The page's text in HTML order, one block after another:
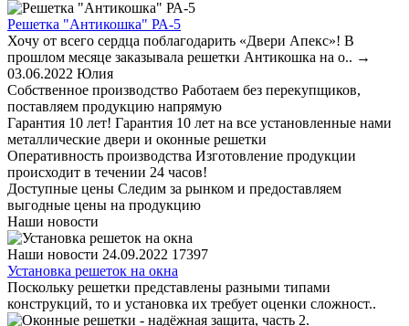
Решетка "Антикошка" РА-5
Хочу от всего сердца поблагодарить «Двери Апекс»! В
прошлом месяце заказывала решетки Антикошка на о.. →
03.06.2022 Юлия
Собственное производство Работаем без перекупщиков,
поставляем продукцию напрямую
Гарантия 10 лет! Гарантия 10 лет на все установленные нами
металлические двери и оконные решетки
Оперативность производства Изготовление продукции
происходит в течении 24 часов!
Доступные цены Следим за рынком и предоставляем
выгодные цены на продукцию
Наши новости
Наши новости 24.09.2022 17397
Установка решеток на окна
Поскольку решетки представлены разными типами
конструкций, то и установка их требует оценки сложност..